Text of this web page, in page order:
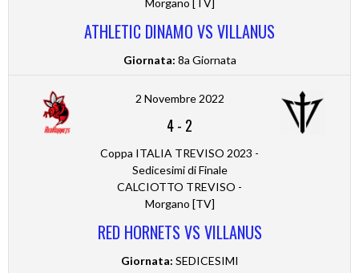
Morgano [TV]
ATHLETIC DINAMO VS VILLANUS
Giornata: 8a Giornata
2 Novembre 2022
4- 2
Coppa ITALIA TREVISO 2023 -
Sedicesimi di Finale
CALCIOTTO TREVISO -
Morgano [TV]
RED HORNETS VS VILLANUS
Giornata: SEDICESIMI